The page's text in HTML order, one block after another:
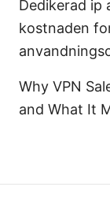
Dedikerad ip
kostnaden
Why VPN
and What It